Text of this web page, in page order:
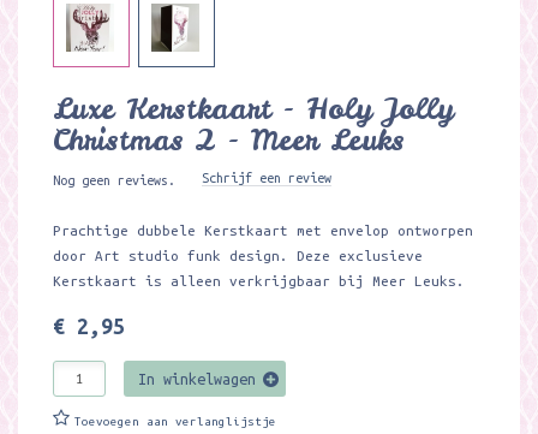
Luxe Kerstkaart - Holy Jolly
Christmas 2 - Meer Leuks
Nog geen reviews. Schrijf een review
Prachtige dubbele Kerstkaart met envelop ontworpen
door Art studio funk design. Deze exclusieve
Kerstkaart is alleen verkrijgbaar bij Meer Leuks.
€ 2,95
In winkelwagen
Toevoegen aan verlanglijstje